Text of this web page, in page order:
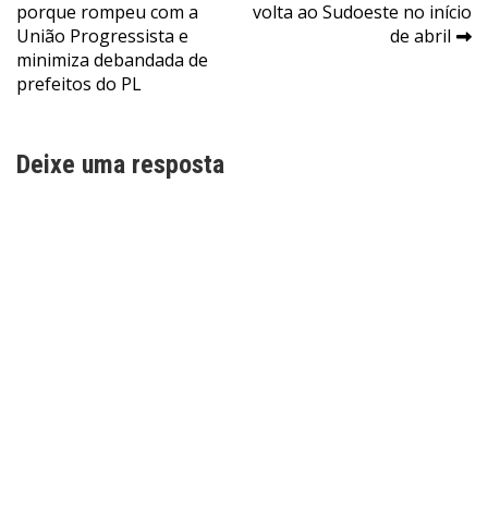
de
Post
porque rompeu com a
União Progressista e
minimiza debandada de
prefeitos do PL
volta ao Sudoeste no início
de abril
Deixe uma resposta